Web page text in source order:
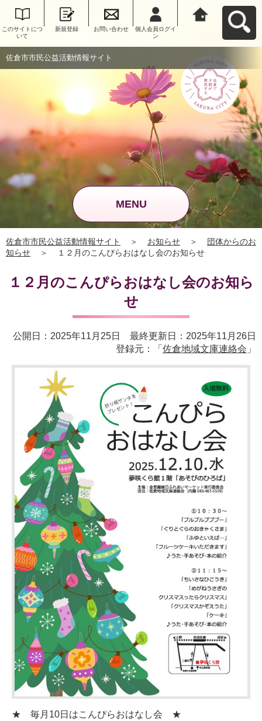
このサイトにつ
いて
新規登録 お問い合わせ
個人会員ログイ
ン
佐倉市市民公益活動情報サイト
MENU
佐倉市市民公益活動情報サイト ＞ お知らせ ＞
団体からのお
知らせ
＞ １２月のこんぴらおはなし会のお知らせ
１２月のこんぴらおはなし会のお知ら
せ
公開日：2025年11月25日 最終更新日：2025年11月26日
登録元：「 佐倉地域文庫連絡会 」
★ 毎月10日はこんぴらおはなし会 ★